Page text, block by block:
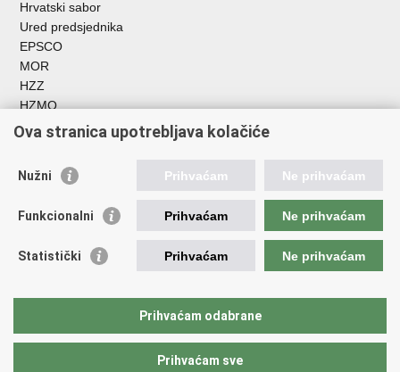
Hrvatski sabor
Ured predsjednika
EPSCO
MOR
HZZ
HZMO
REGOS
Hrvatski zavod za socijalni rad
Akademija socijalne skrbi - ASOSK
Obiteljski centar
AORT
FEAD
HR PRES 2020
Ova stranica upotrebljava kolačiće
Nužni Prihvaćam Ne prihvaćam
Funkcionalni Prihvaćam Ne prihvaćam
Statistički Prihvaćam Ne prihvaćam
Prihvaćam odabrane
Prihvaćam sve